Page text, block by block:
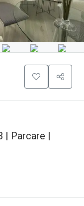
| Parcare |